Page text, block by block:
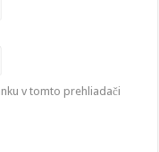
v tomto prehliadači